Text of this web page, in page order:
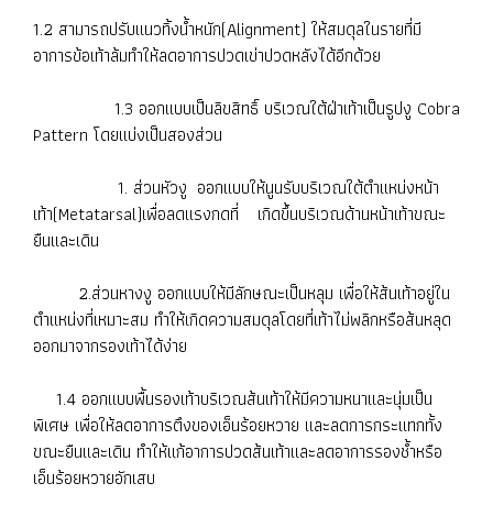
1.2 สามารถปรับแนวทิ้งน้ำหนัก(Alignment) ให้สมดุลในรายที่มี
อาการข้อเท้าล้มทำให้ลดอาการปวดเข่าปวดหลังได้อีกด้วย
1.3 ออกแบบเป็นลิขสิทธิ์ บริเวณใต้ฝ่าเท้าเป็นรูปงู Cobra
Pattern โดยแบ่งเป็นสองส่วน
1. ส่วนหัวงู ออกแบบให้นูนรับบริเวณใต้ตำแหน่งหน้า
เท้า(Metatarsal)เพื่อลดแรงกดที่ เกิดขึ้นบริเวณด้านหน้าเท้าขณะ
ยืนและเดิน
2.ส่วนหางงู ออกแบบให้มีลักษณะเป็นหลุม เพื่อให้ส้นเท้าอยู่ใน
ตำแหน่งที่เหมาะสม ทำให้เกิดความสมดุลโดยที่เท้าไม่พลิกหรือส้นหลุด
ออกมาจากรองเท้าได้ง่าย
1.4 ออกแบบพื้นรองเท้าบริเวณส้นเท้าให้มีความหนาและนุ่มเป็น
พิเศษ เพื่อให้ลดอาการตึงของเอ็นร้อยหวาย และลดการกระแทกทั้ง
ขณะยืนและเดิน ทำให้แก้อาการปวดส้นเท้าและลดอาการรองช้ำหรือ
เอ็นร้อยหวายอักเสบ